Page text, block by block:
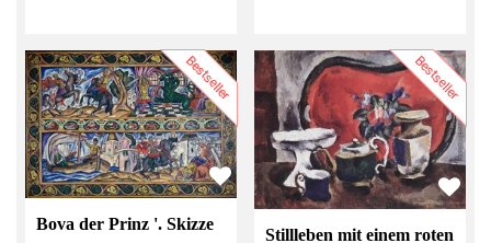
Bestseller
Bova der Prinz '. Skizze
Bestseller
Stillleben mit einem roten